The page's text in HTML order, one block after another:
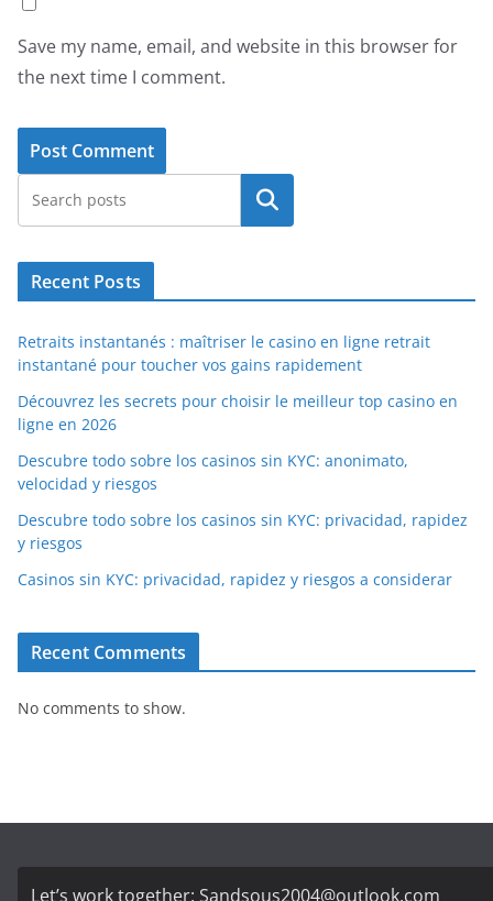
Save my name, email, and website in this browser for
the next time I comment.
Search
Recent Posts
Retraits instantanés : maîtriser le casino en ligne retrait
instantané pour toucher vos gains rapidement
Découvrez les secrets pour choisir le meilleur top casino en
ligne en 2026
Descubre todo sobre los casinos sin KYC: anonimato,
velocidad y riesgos
Descubre todo sobre los casinos sin KYC: privacidad, rapidez
y riesgos
Casinos sin KYC: privacidad, rapidez y riesgos a considerar
Recent Comments
No comments to show.
Let’s work together: Sandsous2004@outlook.com